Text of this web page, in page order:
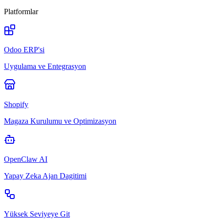
Platformlar
Odoo ERP'si
Uygulama ve Entegrasyon
Shopify
Magaza Kurulumu ve Optimizasyon
OpenClaw AI
Yapay Zeka Ajan Dagitimi
Yüksek Seviyeye Git